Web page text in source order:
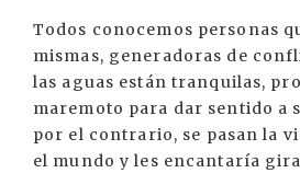
Todos conocemos personas
mismas, generadoras de
las aguas están tranquilas,
maremoto para dar sentido a
por el contrario, se pasan la
el mundo y les encantaría